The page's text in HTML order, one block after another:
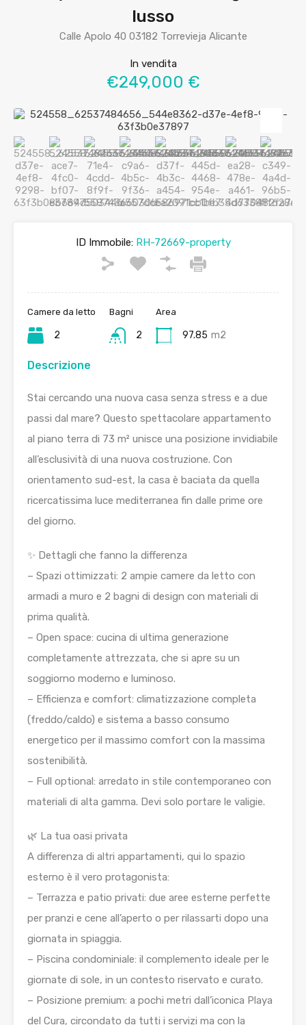
lusso
Calle Apolo 40 03182 Torrevieja Alicante
In vendita
€249,000 €
ID Immobile:RH-72669-property
Camere da letto
2
Bagni
2
Area
97.85 m2
Descrizione
Stai cercando una nuova casa senza stress e a due
passi dal mare? Questo spettacolare appartamento
al piano terra di 73 m² unisce una posizione invidiabile
all’esclusività di una nuova costruzione. Con
orientamento sud-est, la casa è baciata da quella
ricercatissima luce mediterranea fin dalle prime ore
del giorno.
✨ Dettagli che fanno la differenza
– Spazi ottimizzati: 2 ampie camere da letto con
armadi a muro e 2 bagni di design con materiali di
prima qualità.
– Open space: cucina di ultima generazione
completamente attrezzata, che si apre su un
soggiorno moderno e luminoso.
– Efficienza e comfort: climatizzazione completa
(freddo/caldo) e sistema a basso consumo
energetico per il massimo comfort con la massima
sostenibilità.
– Full optional: arredato in stile contemporaneo con
materiali di alta gamma. Devi solo portare le valigie.
🌿 La tua oasi privata
A differenza di altri appartamenti, qui lo spazio
esterno è il vero protagonista:
– Terrazza e patio privati: due aree esterne perfette
per pranzi e cene all’aperto o per rilassarti dopo una
giornata in spiaggia.
– Piscina condominiale: il complemento ideale per le
giornate di sole, in un contesto riservato e curato.
– Posizione premium: a pochi metri dall’iconica Playa
del Cura, circondato da tutti i servizi ma con la